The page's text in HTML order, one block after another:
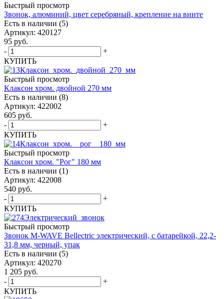
Быстрый просмотр
Звонок, алюминий, цвет серебряный, крепление на винте
Есть в наличии (5)
Артикул: 420127
95 руб.
-
+
КУПИТЬ
Быстрый просмотр
Клаксон хром. двойной 270 мм
Есть в наличии (8)
Артикул: 422002
605 руб.
-
+
КУПИТЬ
Быстрый просмотр
Клаксон хром. "Рог" 180 мм
Есть в наличии (1)
Артикул: 422008
540 руб.
-
+
КУПИТЬ
Быстрый просмотр
Звонок M-WAVE Bellectric электрический, с батарейкой, 22,2-
31,8 мм, черный, упак
Есть в наличии (5)
Артикул: 420270
1 205 руб.
-
+
КУПИТЬ